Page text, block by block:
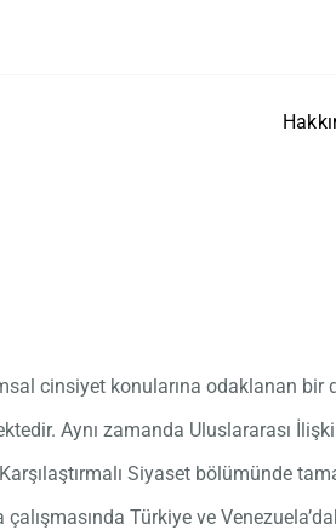
cinsiyet konularına odaklanan bir
Aynı zamanda Uluslararası
Siyaset bölümünde
Türkiye ve